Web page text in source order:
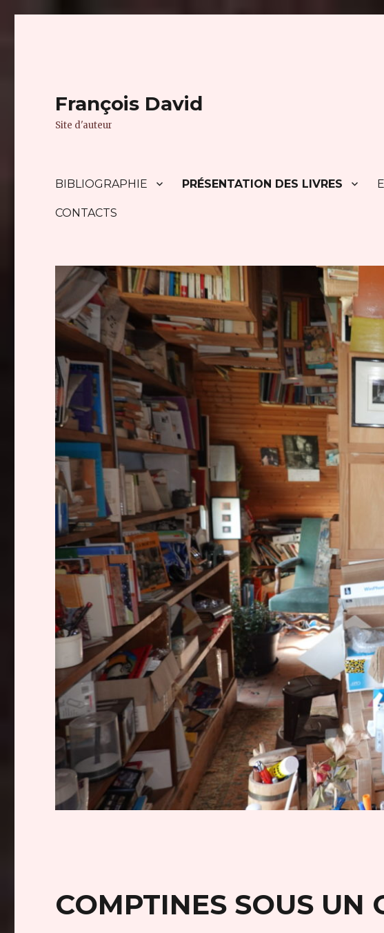
François David
Site d'auteur
BIBLIOGRAPHIE PRÉSENTATION DES LIVRES
CONTACTS
COMPTINES SOUS UN